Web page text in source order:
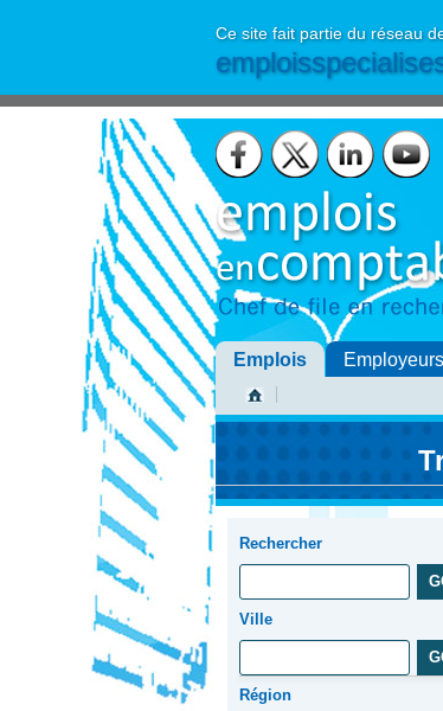
Ce site fait partie du réseau
Emplois Employeurs
Rechercher
Ville
Région